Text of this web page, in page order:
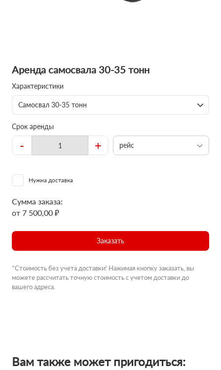
Аренда самосвала 30-35 тонн
Характеристики
Самосвал 30-35 тонн
Срок аренды
- + рейс
Нужна доставка
Сумма заказа:
от 7 500,00 ₽
Заказать
*Стоимость без учета доставки! Нажимая кнопку заказать, вы
можете рассчитать точную стоимость с учетом доставки до
вашего адреса.
Вам также может пригодиться: